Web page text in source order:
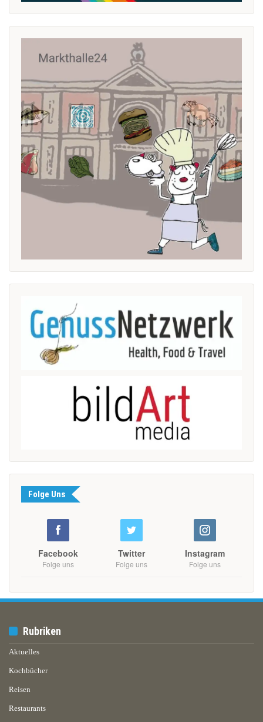
Folge Uns
Facebook
Folge uns
Twitter
Folge uns
Instagram
Folge uns
Rubriken
Aktuelles
Kochbücher
Reisen
Restaurants